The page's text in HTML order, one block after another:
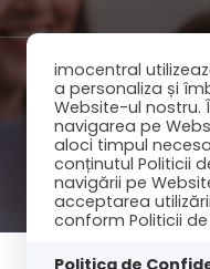
imocentral
a personaliza și
Website-ul nostru.
navigarea pe
aloci timpul
conținutul Politicii
navigării pe
acceptarea
conform Politicii de
Politica de